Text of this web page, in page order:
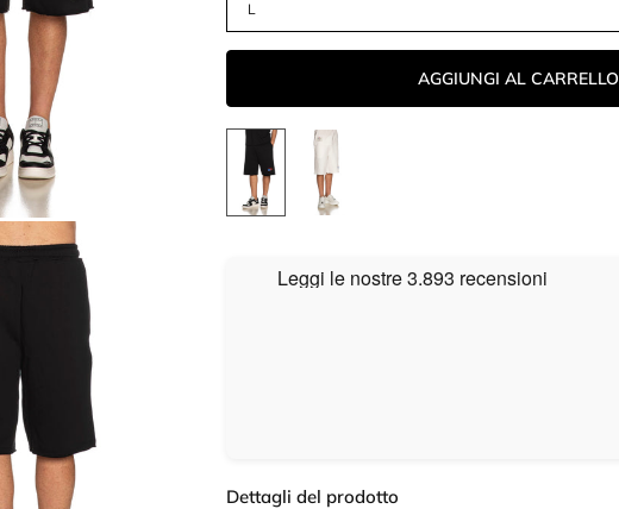
AGGIUNGI AL CARRELLO
Dettagli del prodotto